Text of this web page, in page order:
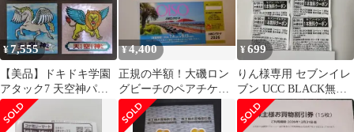
ム) difunc ディファンク
バレーボール用 アーム
スリーブ アームカバー
(両腕/1ペア入) [D7000]
GIF100
¥7,555
【美品】ドキドキ学園
アタック7 天空神パー
フェクト4 シールセッ
ト
¥4,400
正規の半額！大磯ロン
グビーチのペアチケッ
ト時間制限なし！ 9800
円が4400円
¥699
りん様専用 セブンイレ
ブン UCC BLACK無糖
無料引換券 10枚セット